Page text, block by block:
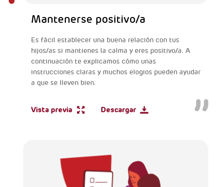
Mantenerse positivo/a
Es fácil establecer una buena relación con tus
hijos/as si mantienes la calma y eres positivo/a. A
continuación te explicamos cómo unas
instrucciones claras y muchos elogios pueden ayudar
a que se lleven bien.
Vista previa Descargar